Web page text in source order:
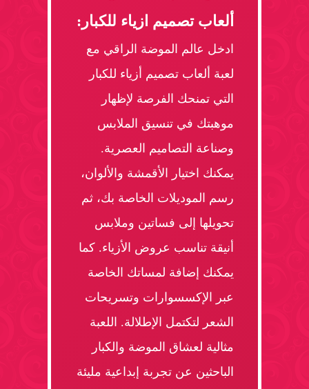
ألعاب تصميم ازياء للكبار:
ادخل عالم الموضة الراقي مع
لعبة ألعاب تصميم أزياء للكبار
التي تمنحك الفرصة لإظهار
موهبتك في تنسيق الملابس
وصناعة التصاميم العصرية.
يمكنك اختيار الأقمشة والألوان،
رسم الموديلات الخاصة بك، ثم
تحويلها إلى فساتين وملابس
أنيقة تناسب عروض الأزياء. كما
يمكنك إضافة لمساتك الخاصة
عبر الإكسسوارات وتسريحات
الشعر لتكتمل الإطلالة. اللعبة
مثالية لعشاق الموضة والكبار
الباحثين عن تجربة إبداعية مليئة